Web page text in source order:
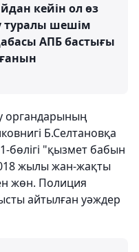
кейін ол өз
туралы шешім
АПБ бастығы
органдарының
Б.Селтановқа
"қызмет бабын
жылы жан-жақты
жөн. Полиция
айтылған уәждер